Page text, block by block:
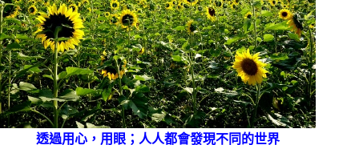
透過用心，用眼；人人都會發現不同的世界